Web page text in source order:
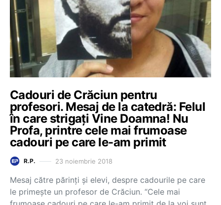
Cadouri de Crăciun pentru
profesori. Mesaj de la catedră: Felul
în care strigați Vine Doamna! Nu
Profa, printre cele mai frumoase
cadouri pe care le-am primit
R.P. 23 noiembrie 2018
Mesaj către părinți și elevi, despre cadourile pe care
le primeşte un profesor de Crăciun. “Cele mai